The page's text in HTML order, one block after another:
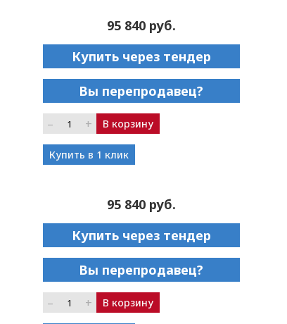
95 840 руб.
Купить через тендер
Вы перепродавец?
– + В корзину
Купить в 1 клик
95 840 руб.
Купить через тендер
Вы перепродавец?
– + В корзину